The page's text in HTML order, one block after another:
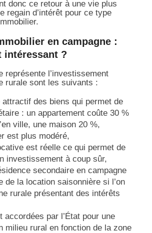
donc ce retour à une vie plus
regain d’intérêt pour ce type
en campagne :
intéressant ?
représente l’investissement
rurale sont les suivants :
attractif des biens qui permet de
: un appartement coûte 30 %
ville, une maison 20 %,
est plus modéré,
est réelle ce qui permet de
investissement à coup sûr,
secondaire en campagne
de la location saisonnière si l’on
rurale présentant des intérêts
accordées par l’État pour une
milieu rural en fonction de la zone